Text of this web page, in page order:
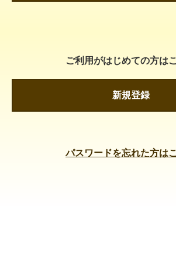
ご利用がはじめての方は
新規登録
パスワードを忘れた方は